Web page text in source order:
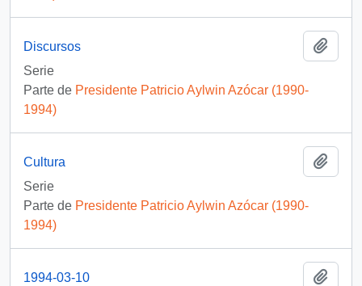
Discursos
Serie
Parte de Presidente Patricio Aylwin Azócar (1990-
1994)
Cultura
Serie
Parte de Presidente Patricio Aylwin Azócar (1990-
1994)
1994-03-10